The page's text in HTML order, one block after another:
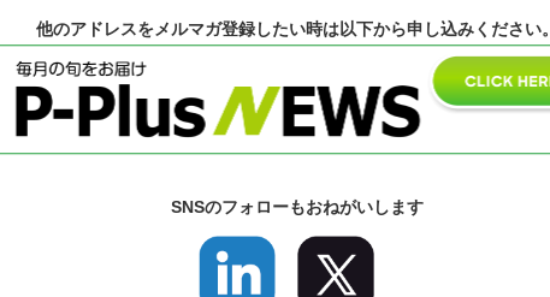
他のアドレスをメルマガ登録したい時は以下から申し込みください。
SNSのフォローもおねがいします